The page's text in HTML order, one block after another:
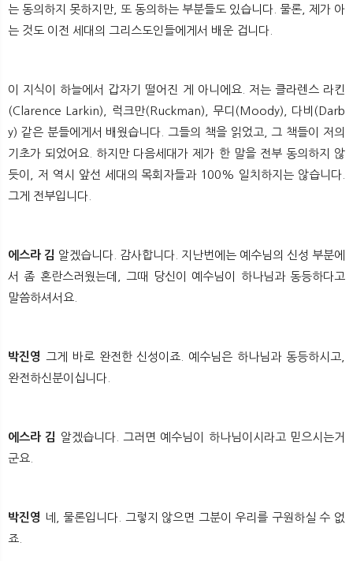
는 동의하지 못하지만, 또 동의하는 부분들도 있습니다. 물론, 제가 아
는 것도 이전 세대의 그리스도인들에게서 배운 겁니다.
이 지식이 하늘에서 갑자기 떨어진 게 아니에요. 저는 클라렌스 라킨
(Clarence Larkin), 럭크만(Ruckman), 무디(Moody), 다비(Darb
y) 같은 분들에게서 배웠습니다. 그들의 책을 읽었고, 그 책들이 저의
기초가 되었어요. 하지만 다음세대가 제가 한 말을 전부 동의하지 않
듯이, 저 역시 앞선 세대의 목회자들과 100% 일치하지는 않습니다.
그게 전부입니다.
에스라 김 알겠습니다. 감사합니다. 지난번에는 예수님의 신성 부분에
서 좀 혼란스러웠는데, 그때 당신이 예수님이 하나님과 동등하다고
말씀하셔서요.
박진영 그게 바로 완전한 신성이죠. 예수님은 하나님과 동등하시고,
완전하신분이십니다.
에스라 김 알겠습니다. 그러면 예수님이 하나님이시라고 믿으시는거
군요.
박진영 네, 물론입니다. 그렇지 않으면 그분이 우리를 구원하실 수 없
죠.